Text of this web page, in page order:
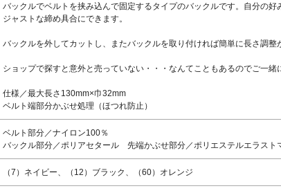
バックルでベルトを挟み込んで固定するタイプのバックルです。自分の好
ジャストな締め具合にできます。
バックルを外してカットし、またバックルを取り付ければ簡単に長さ調整
ショップで探すと意外と売っていない・・・なんてこともあるのでご一緒
仕様／最大長さ130mm×巾32mm
ベルト端部分かぶせ処理（ほつれ防止）
ベルト部分／ナイロン100％
バックル部分／ポリアセタール 先端かぶせ部分／ポリエステルエラスト
（7）ネイビー、（12）ブラック、（60）オレンジ